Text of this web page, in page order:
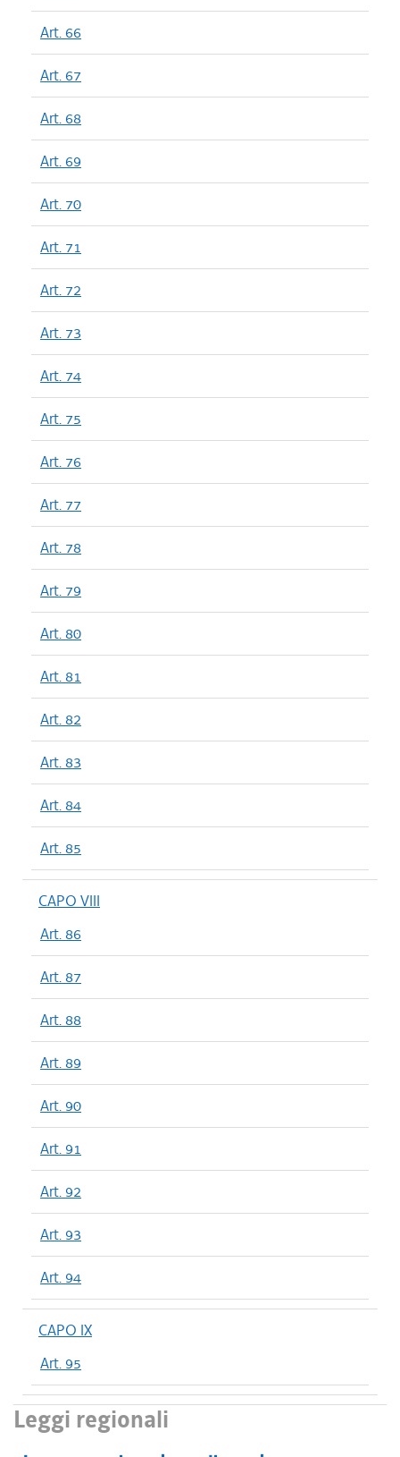
Art. 66
Art. 67
Art. 68
Art. 69
Art. 70
Art. 71
Art. 72
Art. 73
Art. 74
Art. 75
Art. 76
Art. 77
Art. 78
Art. 79
Art. 80
Art. 81
Art. 82
Art. 83
Art. 84
Art. 85
CAPO VIII
Art. 86
Art. 87
Art. 88
Art. 89
Art. 90
Art. 91
Art. 92
Art. 93
Art. 94
CAPO IX
Art. 95
Leggi regionali